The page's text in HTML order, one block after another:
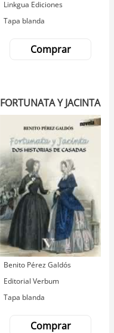
Editorial
Linkgua Ediciones
Tapa blanda
Comprar
FORTUNATA Y JACINTA
Autor
Benito Pérez Galdós
Editorial
Editorial Verbum
Tapa blanda
Comprar